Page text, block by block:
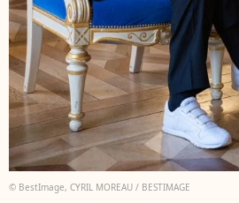
© BestImage, CYRIL MOREAU / BESTIMAGE